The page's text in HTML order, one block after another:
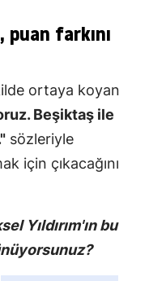
farkını
ortaya koyan
Beşiktaş ile
sözleriyle
için çıkacağını
Yıldırım'ın bu